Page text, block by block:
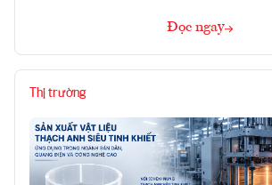
Đọc ngay
Thị trường